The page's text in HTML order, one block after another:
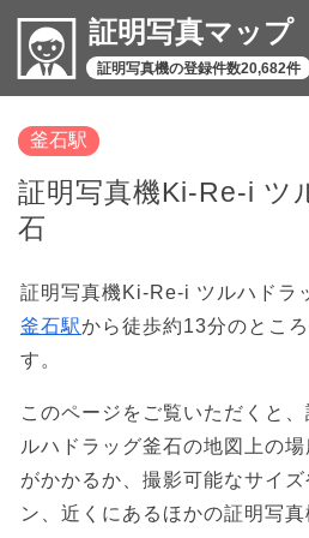
証明写真マップ
証明写真機の登録件数20,682件
釜石駅
証明写真機Ki-Re-i ツ
石
証明写真機Ki-Re-i ツルハドラ
釜石駅から徒歩約13分のとこ
す。
このページをご覧いただくと
ルハドラッグ釜石の地図上の
がかかるか、撮影可能なサイ
ン、近くにあるほかの証明写